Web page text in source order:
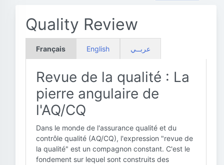
Quality Review
Français English عربــي
Revue de la qualité : La
pierre angulaire de
l'AQ/CQ
Dans le monde de l'assurance qualité et du
contrôle qualité (AQ/CQ), l'expression "revue de
la qualité" est un compagnon constant. C'est le
fondement sur lequel sont construits des